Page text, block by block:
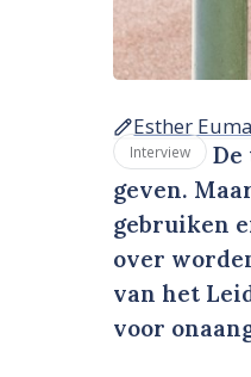
Esther
Interview
De
geven.
gebruiken
over
van het
voor